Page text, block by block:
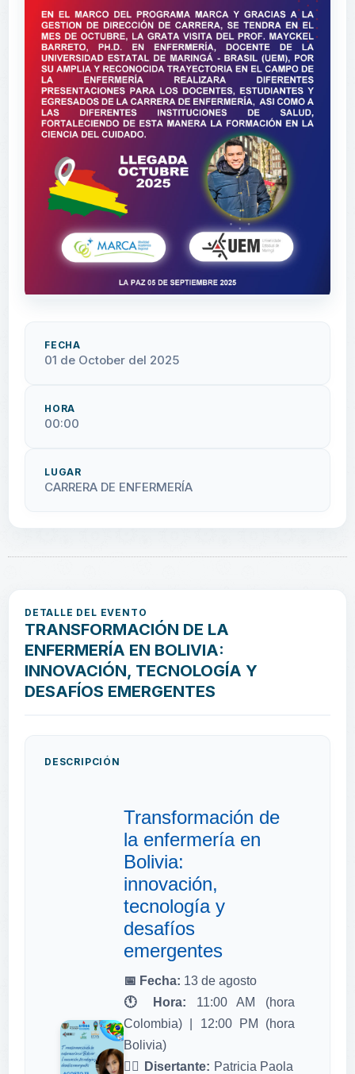
FECHA
01 de October del 2025
HORA
00:00
LUGAR
CARRERA DE ENFERMERÍA
DETALLE DEL EVENTO
TRANSFORMACIÓN DE LA
ENFERMERÍA EN BOLIVIA:
INNOVACIÓN, TECNOLOGÍA Y
DESAFÍOS EMERGENTES
DESCRIPCIÓN
Transformación de
la enfermería en
Bolivia:
innovación,
tecnología y
desafíos
emergentes
📅 Fecha: 13 de agosto
🕚 Hora: 11:00 AM (hora
Colombia) | 12:00 PM (hora
Bolivia)
👩‍⚕️ Disertante: Patricia Paola